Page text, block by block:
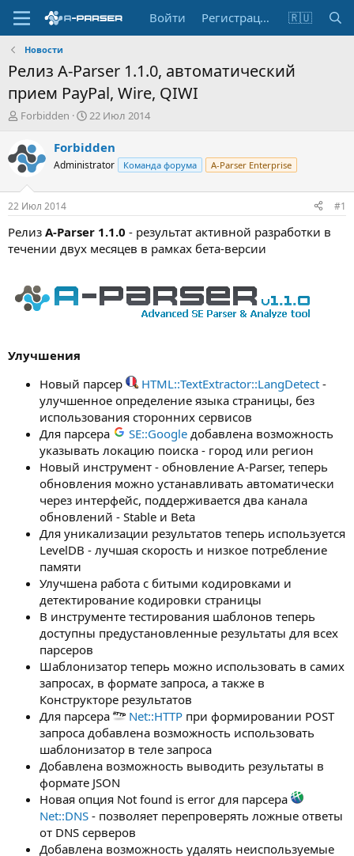
Войти Регистрация 🇷🇺
Новости
Релиз A-Parser 1.1.0, автоматический
прием PayPal, Wire, QIWI
А
т
о
р
т
е
м
ы
Forbidden
Д
т
н
а
л
22 Июл 2014
Forbidden
Administrator Команда форума A-Parser Enterprise
22 Июл 2014 #1
Релиз A-Parser 1.1.0 - результат активной разработки в
течении двух месяцев в рамках бета-версии
Улучшения
Новый парсер
HTML::TextExtractor::LangDetect -
улучшенное определение языка страницы, без
использования сторонних сервисов
Для парсера
SE::Google добавлена возможность
указывать локацию поиска - город или регион
Новый инструмент - обновление A-Parser, теперь
обновления можно устанавливать автоматически
через интерфейс, поддерживается два канала
обновлений - Stable и Beta
Для уникализации результатов теперь используется
LevelDB - лучшая скорость и низкое потребление
памяти
Улучшена работа с битыми кодировками и
детектирование кодировки страницы
В инструменте тестирования шаблонов теперь
доступны предустановленные результаты для всех
парсеров
Шаблонизатор теперь можно использовать в самих
запросах, в формате запроса, а также в
Конструкторе результатов
Для парсера
Net::HTTP при формировании POST
запроса добавлена возможность использовать
шаблонизатор в теле запроса
Добавлена возможность выводить результаты в
формате JSON
Новая опция Not found is error для парсера
Net::DNS - позволяет перепроверять ложные ответы
от DNS серверов
Добавлена возможность удалять неиспользуемые